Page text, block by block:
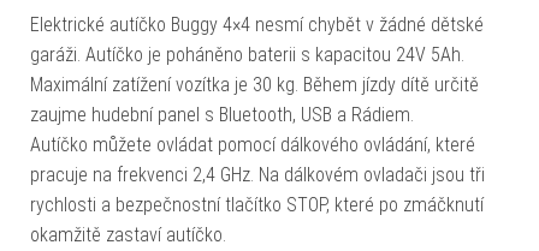
Elektrické autíčko Buggy 4×4 nesmí chybět v žádné dětské
garáži. Autíčko je poháněno baterii s kapacitou 24V 5Ah.
Maximální zatížení vozítka je 30 kg. Během jízdy dítě určitě
zaujme hudební panel s Bluetooth, USB a Rádiem.
Autíčko můžete ovládat pomocí dálkového ovládání, které
pracuje na frekvenci 2,4 GHz. Na dálkovém ovladači jsou tři
rychlosti a bezpečnostní tlačítko STOP, které po zmáčknutí
okamžitě zastaví autíčko.